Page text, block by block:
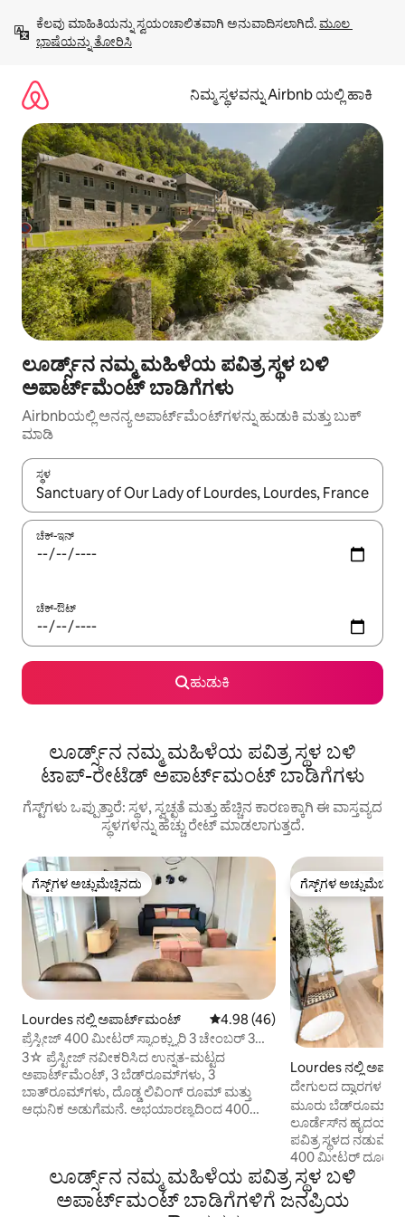
ಹೋಗಿ
ಕೆಲವು ಮಾಹಿತಿಯನ್ನು ಸ್ವಯಂಚಾಲಿತವಾಗಿ ಅನುವಾದಿಸಲಾಗಿದೆ. ಮೂಲ
ಭಾಷೆಯನ್ನು ತೋರಿಸಿ
ನಿಮ್ಮ ಸ್ಥಳವನ್ನು Airbnb ಯಲ್ಲಿ ಹಾಕಿ
ಲೂರ್ಡ್ಸ್‌ನ ನಮ್ಮ ಮಹಿಳೆಯ ಪವಿತ್ರ ಸ್ಥಳ ಬಳಿ
ಅಪಾರ್ಟ್‌ಮೆಂಟ್ ಬಾಡಿಗೆಗಳು
Airbnbಯಲ್ಲಿ ಅನನ್ಯ ಅಪಾರ್ಟ್‌ಮೆಂಟ್‌ಗಳನ್ನು ಹುಡುಕಿ ಮತ್ತು ಬುಕ್
ಮಾಡಿ
ಸ್ಥಳ
ಫಲಿತಾಂಶಗಳು ಲಭ್ಯವಿರುವಾಗ, ಅಪ್ ಮತ್ತು ಡೌನ್ ಬಾಣದ ಕೀಲಿಗಳೊಂದಿಗೆ
ಚೆಕ್-ಇನ್
ಚೆಕ್-ಔಟ್
ಹುಡುಕಿ
ಲೂರ್ಡ್ಸ್‌ನ ನಮ್ಮ ಮಹಿಳೆಯ ಪವಿತ್ರ ಸ್ಥಳ ಬಳಿ
ಟಾಪ್-ರೇಟೆಡ್ ಅಪಾರ್ಟ್‌ಮಂಟ್ ಬಾಡಿಗೆಗಳು
ಗೆಸ್ಟ್‌ಗಳು ಒಪ್ಪುತ್ತಾರೆ: ಸ್ಥಳ, ಸ್ವಚ್ಛತೆ ಮತ್ತು ಹೆಚ್ಚಿನ ಕಾರಣಕ್ಕಾಗಿ ಈ ವಾಸ್ತವ್ಯದ
ಸ್ಥಳಗಳನ್ನು ಹೆಚ್ಚು ರೇಟ್ ಮಾಡಲಾಗುತ್ತದೆ.
ಗೆಸ್ಟ್‌ಗಳ ಅಚ್ಚುಮೆಚ್ಚಿನದು
ಗೆಸ್ಟ್‌ಗಳ ಅಚ್ಚುಮೆಚ್ಚಿನದು
Lourdes ನಲ್ಲಿ ಅಪಾರ್ಟ್‌ಮಂಟ್ 5 ರಲ್ಲಿ 4.98 ಸರಾಸರಿ ರೇಟಿಂಗ್, 46
4.98 (46)
ಪ್ರೆಸ್ಟೀಜ್ 400 ಮೀಟರ್ ಸ್ಯಾಂಕ್ಚ್ಯುರಿ 3 ಚೇಂಬರ್ 3
ಬಾತ್ರೂಮ್ 8 ಬೆಡ್
3☆ ಪ್ರೆಸ್ಟೀಜ್ ನವೀಕರಿಸಿದ ಉನ್ನತ-ಮಟ್ಟದ
ಅಪಾರ್ಟ್‌ಮೆಂಟ್, 3 ಬೆಡ್‌ರೂಮ್‌ಗಳು, 3
ಬಾತ್‌ರೂಮ್‌ಗಳು, ದೊಡ್ಡ ಲಿವಿಂಗ್ ರೂಮ್ ಮತ್ತು
ಆಧುನಿಕ ಅಡುಗೆಮನೆ. ಅಭಯಾರಣ್ಯದಿಂದ 400
ಹಾಸಿಗೆಗಳು. ಡಬಲ್ ಬೆಡ್‌ಗಳನ್ನು ಹೊಂದಿರುವ -3
ಬೆಡ್‌ರೂಮ್‌ಗಳು, ಪ್ರತಿಯೊಂದೂ ತನ್ನದೇ ಆದ ಶವರ್
ರೂಮ್ ಅನ್ನು ಹೊಂದಿದೆ. - ಸುಸಜ್ಜಿತ ಅಡುಗೆಮನೆ. -
ಗೆಸ್ಟ್‌ಗಳ
ಗೆಸ್ಟ್‌ಗಳ
Lourdes ನಲ್ಲಿ
ದೇಗುಲದ ದ್ವಾರಗಳ
ದೇಗುಲ/ನಿಲ್ದಾಣ
ಮೂರು
ಲೂರ್ಡೆಸ್‌ನ
ಪವಿತ್ರ ಸ್ಥಳದ ನಡುವೆ
400 ಮೀಟರ್
ಸಂಪೂರ್ಣವಾಗಿ
ಅಪಾರ್ಟ್‌ಮೆಂಟ್‌ನಲ್ಲಿ
ಪ್ರಾಯೋಗಿಕತೆ
ಲೂರ್ಡ್ಸ್‌ನ ನಮ್ಮ ಮಹಿಳೆಯ ಪವಿತ್ರ ಸ್ಥಳ ಬಳಿ
ಅಪಾರ್ಟ್‌ಮಂಟ್ ಬಾಡಿಗೆಗಳಿಗೆ ಜನಪ್ರಿಯ